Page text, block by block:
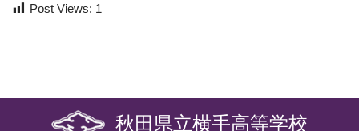
Post Views: 1
秋田県立横手高等学校